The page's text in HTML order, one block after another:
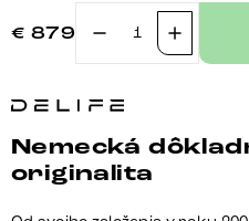
€ 879
množstvo
stolík
zaoblený
tvar
180×40
Nemecká
originalita